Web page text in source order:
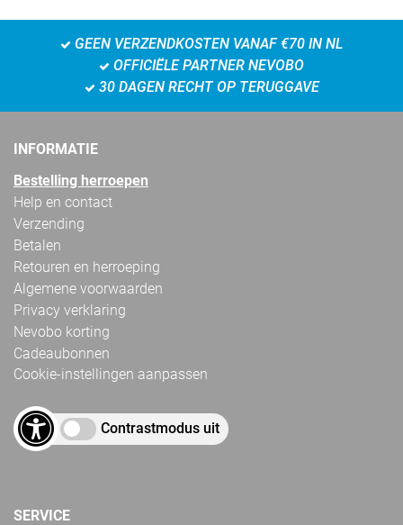
GEEN VERZENDKOSTEN VANAF €70 IN NL
OFFICIËLE PARTNER NEVOBO
30 DAGEN RECHT OP TERUGGAVE
INFORMATIE
Bestelling herroepen
Help en contact
Verzending
Betalen
Retouren en herroeping
Algemene voorwaarden
Privacy verklaring
Nevobo korting
Cadeaubonnen
Cookie-instellingen aanpassen
Contrastmodus uit
SERVICE